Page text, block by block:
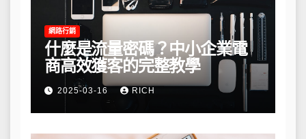
網路行銷
什麼是流量密碼？中小企業電
商高效獲客的完整教學
2025-03-16 RICH